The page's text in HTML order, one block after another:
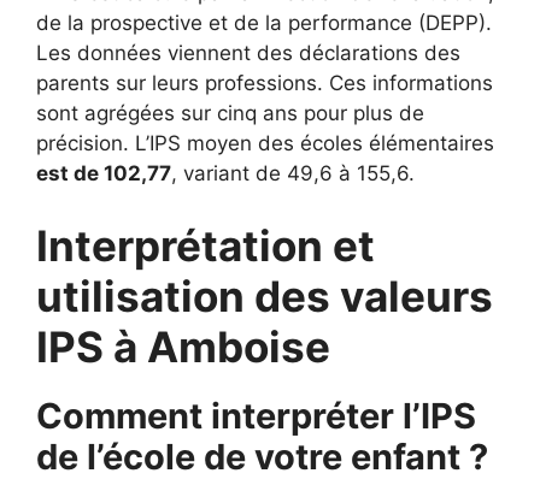
de la prospective et de la performance (DEPP).
Les données viennent des déclarations des
parents sur leurs professions. Ces informations
sont agrégées sur cinq ans pour plus de
précision. L’IPS moyen des écoles élémentaires
est de 102,77, variant de 49,6 à 155,6.
Interprétation et
utilisation des valeurs
IPS à Amboise
Comment interpréter l’IPS
de l’école de votre enfant ?